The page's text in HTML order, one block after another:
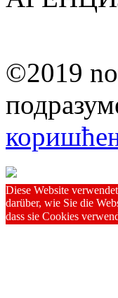
©2019
Diese Website
darüber, wie Sie die
dass sie Cookies